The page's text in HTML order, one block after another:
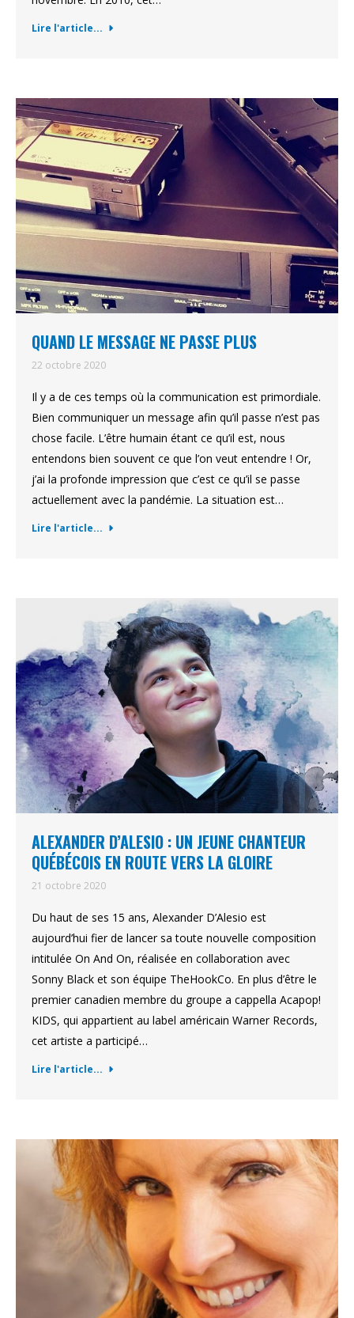
Lire l'article...
QUAND LE MESSAGE NE PASSE PLUS
22 octobre 2020
Il y a de ces temps où la communication est primordiale.
Bien communiquer un message afin qu’il passe n’est pas
chose facile. L’être humain étant ce qu’il est, nous
entendons bien souvent ce que l’on veut entendre ! Or,
j’ai la profonde impression que c’est ce qu’il se passe
actuellement avec la pandémie. La situation est…
Lire l'article...
ALEXANDER D’ALESIO : UN JEUNE CHANTEUR
QUÉBÉCOIS EN ROUTE VERS LA GLOIRE
21 octobre 2020
Du haut de ses 15 ans, Alexander D’Alesio est
aujourd’hui fier de lancer sa toute nouvelle composition
intitulée On And On, réalisée en collaboration avec
Sonny Black et son équipe TheHookCo. En plus d’être le
premier canadien membre du groupe a cappella Acapop!
KIDS, qui appartient au label américain Warner Records,
cet artiste a participé…
Lire l'article...